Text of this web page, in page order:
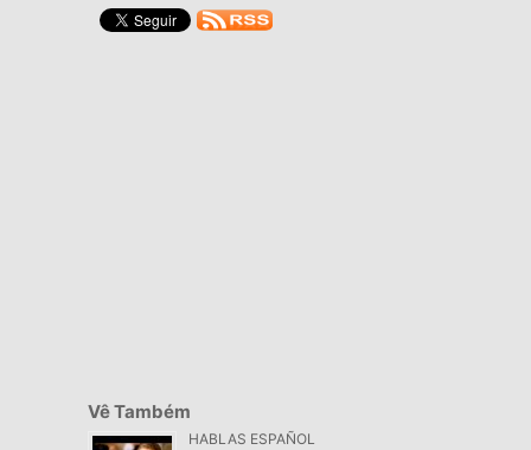
Vê Também
HABLAS ESPAÑOL